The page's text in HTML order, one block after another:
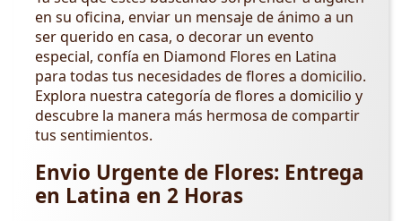
en su oficina, enviar un mensaje de ánimo a un
ser querido en casa, o decorar un evento
especial, confía en Diamond Flores en Latina
para todas tus necesidades de flores a domicilio.
Explora nuestra categoría de flores a domicilio y
descubre la manera más hermosa de compartir
tus sentimientos.
Envio Urgente de Flores: Entrega
en Latina en 2 Horas